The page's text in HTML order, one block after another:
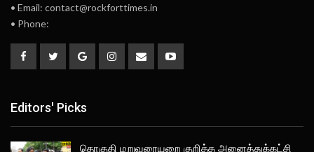
• Email: contact@rockforttimes.in
• Phone:
Editors' Picks
தொகுதி மறுவரையறை குறித்த அனைத்துக்கட்சி